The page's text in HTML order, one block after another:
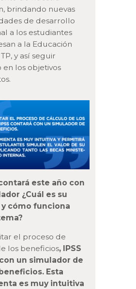
brindando nuevas
de desarrollo
a los estudiantes
a la Educación
y así seguir
en los objetivos
este año con
¿Cuál es su
cómo funciona
el proceso de
los beneficios, IPSS
un simulador de
Esta
es muy intuitiva